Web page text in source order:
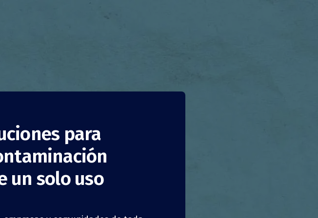
los
para
un solo uso